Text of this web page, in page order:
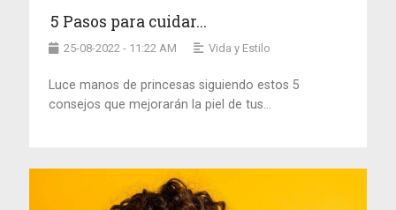
5 Pasos para cuidar...
25-08-2022 - 11:22 AM Vida y Estilo
Luce manos de princesas siguiendo estos 5
consejos que mejorarán la piel de tus...